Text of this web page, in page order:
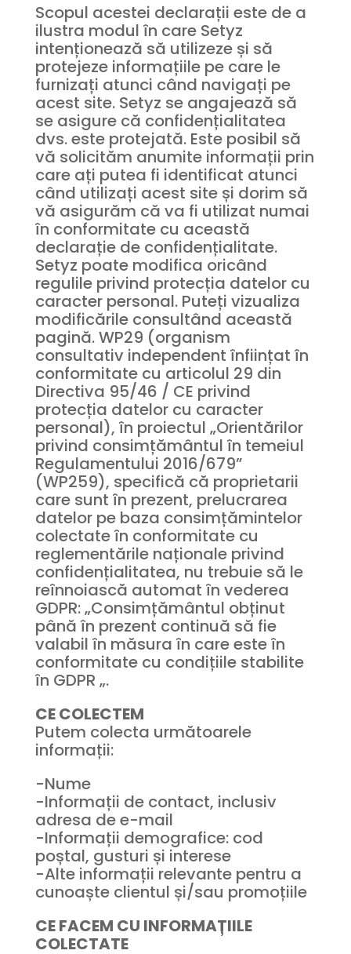
Scopul acestei declarații este de a
ilustra modul în care Setyz
intenționează să utilizeze și să
protejeze informațiile pe care le
furnizați atunci când navigați pe
acest site. Setyz se angajează să
se asigure că confidențialitatea
dvs. este protejată. Este posibil să
vă solicităm anumite informații prin
care ați putea fi identificat atunci
când utilizați acest site și dorim să
vă asigurăm că va fi utilizat numai
în conformitate cu această
declarație de confidențialitate.
Setyz poate modifica oricând
regulile privind protecția datelor cu
caracter personal. Puteți vizualiza
modificările consultând această
pagină. WP29 (organism
consultativ independent înființat în
conformitate cu articolul 29 din
Directiva 95/46 / CE privind
protecția datelor cu caracter
personal), în proiectul „Orientărilor
privind consimțământul în temeiul
Regulamentului 2016/679”
(WP259), specifică că proprietarii
care sunt în prezent, prelucrarea
datelor pe baza consimțămintelor
colectate în conformitate cu
reglementările naționale privind
confidențialitatea, nu trebuie să le
reînnoiască automat în vederea
GDPR: „Consimțământul obținut
până în prezent continuă să fie
valabil în măsura în care este în
conformitate cu condițiile stabilite
în GDPR „.
CE COLECTEM
Putem colecta următoarele
informații:
-Nume
-Informații de contact, inclusiv
adresa de e-mail
-Informații demografice: cod
poștal, gusturi și interese
-Alte informații relevante pentru a
cunoaște clientul și/sau promoțiile
CE FACEM CU INFORMAȚIILE
COLECTATE